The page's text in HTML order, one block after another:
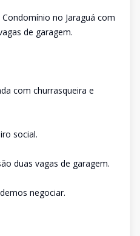
no Jaraguá com
de garagem.
com churrasqueira e
social.
duas vagas de garagem.
negociar.